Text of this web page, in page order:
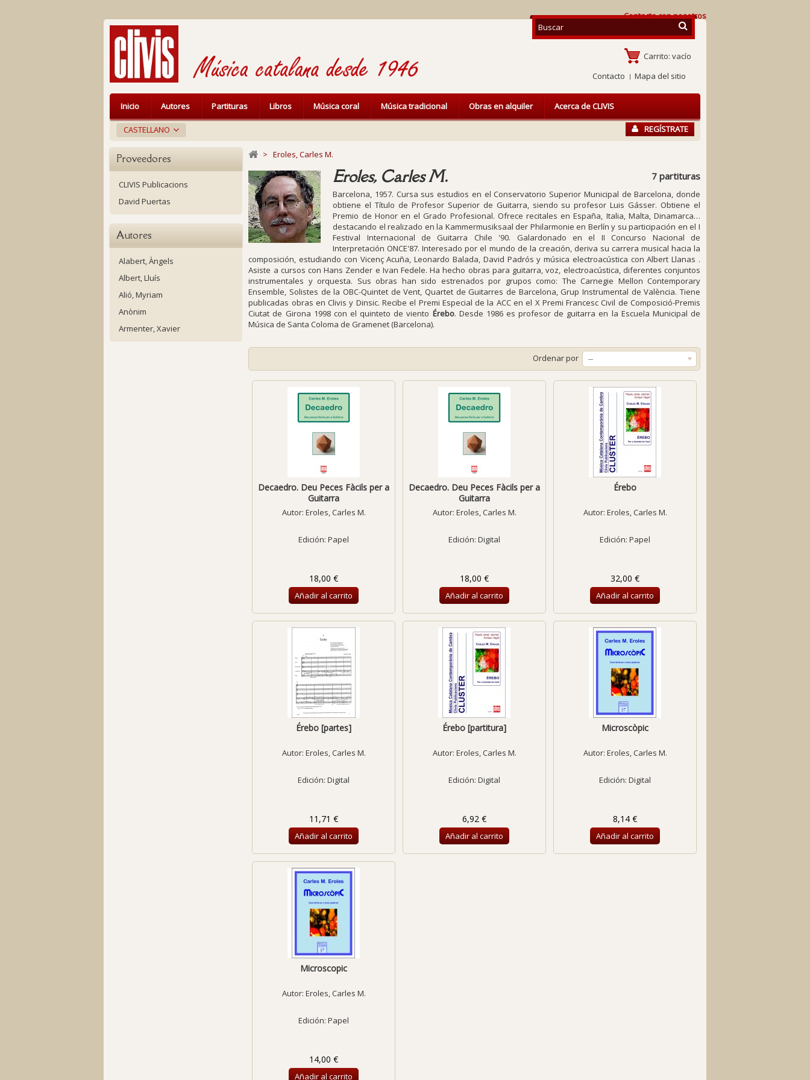
Contacte con nosotros
Carrito: vacío
Contacto
Mapa del sitio
CASTELLANO REGÍSTRATE
Inicio Autores Partituras Libros Música coral Música tradicional Obras en alquiler Acerca de CLIVIS
Proveedores
CLIVIS Publicacions
David Puertas
Autores
Alabert, Àngels
Albert, Lluís
Alió, Myriam
Anònim
Armenter, Xavier
> Eroles, Carles M.
Eroles, Carles M. 7 partituras
Barcelona, 1957. Cursa sus estudios en el Conservatorio Superior Municipal de Barcelona, donde
obtiene el Título de Profesor Superior de Guitarra, siendo su profesor Luis Gásser. Obtiene el
Premio de Honor en el Grado Profesional. Ofrece recitales en España, Italia, Malta, Dinamarca…
destacando el realizado en la Kammermusiksaal der Philarmonie en Berlín y su participación en el I
Festival Internacional de Guitarra Chile '90. Galardonado en el II Concurso Nacional de
Interpretación ONCE'87. Interesado por el mundo de la creación, deriva su carrera musical hacia la
composición, estudiando con Vicenç Acuña, Leonardo Balada, David Padrós y música electroacústica con Albert Llanas .
Asiste a cursos con Hans Zender e Ivan Fedele. Ha hecho obras para guitarra, voz, electroacústica, diferentes conjuntos
instrumentales y orquesta. Sus obras han sido estrenados por grupos como: The Carnegie Mellon Contemporary
Ensemble, Solistes de la OBC-Quintet de Vent, Quartet de Guitarres de Barcelona, Grup Instrumental de València. Tiene
publicadas obras en Clivis y Dinsic. Recibe el Premi Especial de la ACC en el X Premi Francesc Civil de Composició-Premis
Ciutat de Girona 1998 con el quinteto de viento Érebo. Desde 1986 es profesor de guitarra en la Escuela Municipal de
Música de Santa Coloma de Gramenet (Barcelona).
Ordenar por --
Decaedro. Deu Peces Fàcils per a
Guitarra
Autor: Eroles, Carles M.
Edición: Papel
18,00 €
Añadir al carrito
Decaedro. Deu Peces Fàcils per a
Guitarra
Autor: Eroles, Carles M.
Edición: Digital
18,00 €
Añadir al carrito
Érebo
Autor: Eroles, Carles M.
Edición: Papel
32,00 €
Añadir al carrito
Érebo [partes]
Autor: Eroles, Carles M.
Edición: Digital
11,71 €
Añadir al carrito
Érebo [partitura]
Autor: Eroles, Carles M.
Edición: Digital
6,92 €
Añadir al carrito
Microscòpic
Autor: Eroles, Carles M.
Edición: Digital
8,14 €
Añadir al carrito
Microscopic
Autor: Eroles, Carles M.
Edición: Papel
14,00 €
Añadir al carrito